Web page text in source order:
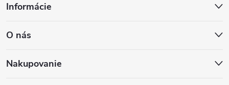
p
ä
Informácie
O nás
Nakupovanie